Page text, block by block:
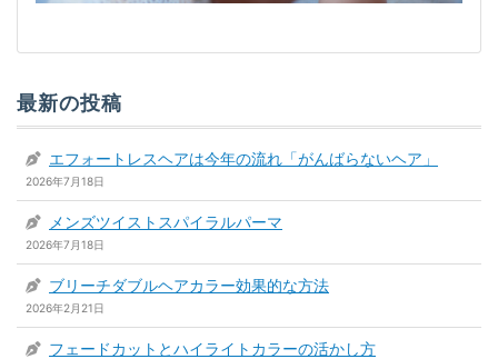
最新の投稿
エフォートレスヘアは今年の流れ「がんばらないヘア」
2026年7月18日
メンズツイストスパイラルパーマ
2026年7月18日
ブリーチダブルヘアカラー効果的な方法
2026年2月21日
フェードカットとハイライトカラーの活かし方